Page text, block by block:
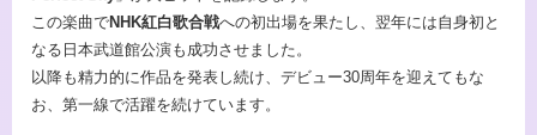
この楽曲でNHK紅白歌合戦への初出場を果たし、翌年には自身初と
なる日本武道館公演も成功させました。
以降も精力的に作品を発表し続け、デビュー30周年を迎えてもな
お、第一線で活躍を続けています。